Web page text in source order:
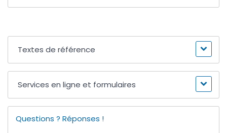
Textes de référence
Services en ligne et formulaires
Questions ? Réponses !